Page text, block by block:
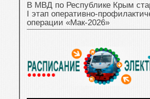
В МВД по Республике Крым
I этап
операции «Мак‑2026»